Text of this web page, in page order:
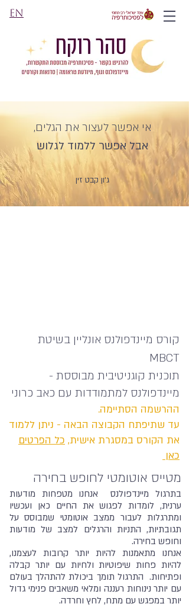
EN
אי אפשר לעצור את הגלים,
אבל אפשר ללמוד לגלוש
ג'ון קבט זין
קורס מיינדפולנס אונליין בשיטת
MBCT
תוכנית קוגניטיבית מבוססת -
מיינדפולנס למתמודדות עם כאב כרוני
ההרשמה הסתיימה.
עד שתיפתח הקבוצה הבאה - ניתן ללמוד
את הקורס במסגרת אישית, כל הפרטים
כאן
מטייס אוטומטי לחופש בחירה
בתרגול מיינדפולנס אנחנו מטפחות מודעות
ערנית, לומדות לפגוש את החיים כאן ועכשיו
ומתרגלות לעבור ממצב אוטומטי שמבוסס על
תגובתיות, התניות והרגלים למצב של מודעות
וחופש בחירה.
אנחנו מתאמנות להיות יותר קרובות לעצמנו,
להיות פחות שיפוטיות ולחיות עם יותר קבלה
ופתיחות. התרגול תומך ביכולת להתהלך בעולם
עם יותר נינוחות רעננה ומלאי משאבים פנימי גדול
יותר במפגש עם מתח, לחץ וחרדה.